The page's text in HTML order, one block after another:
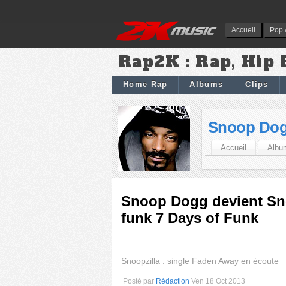
Accueil Pop
Rap2K : Rap, Hip
Home Rap Albums Clips
Snoop
Accueil
Snoop Dogg devient
funk 7 Days of Funk
Snoopzilla : single Faden Away en écoute
Posté par Rédaction Ven 18 Oct 2013